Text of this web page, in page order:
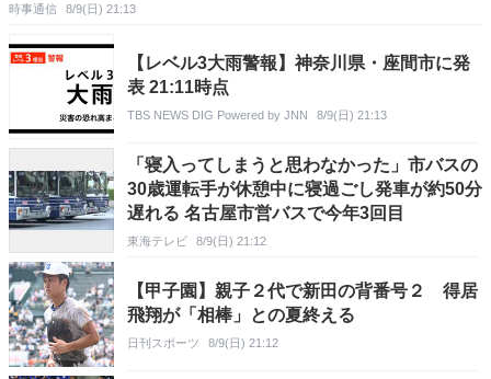
時事通信 8/9(日) 21:13
【レベル3大雨警報】神奈川県・座間市に発
表 21:11時点
TBS NEWS DIG Powered by JNN 8/9(日) 21:13
「寝入ってしまうと思わなかった」市バスの
30歳運転手が休憩中に寝過ごし発車が約50分
遅れる 名古屋市営バスで今年3回目
東海テレビ 8/9(日) 21:12
【甲子園】親子２代で新田の背番号２ 得居
飛翔が「相棒」との夏終える
日刊スポーツ 8/9(日) 21:12